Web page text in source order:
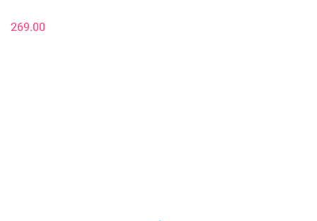
269.00